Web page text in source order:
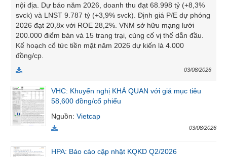
nội địa. Dự báo năm 2026, doanh thu đạt 68.998 tỷ (+8,3%
svck) và LNST 9.787 tỷ (+3,9% svck). Định giá P/E dự phóng
2026 đạt 20,8x với ROE 28,2%. VNM sở hữu mạng lưới
200.000 điểm bán và 15 trang trại, củng cố vị thế dẫn đầu.
Kế hoạch cổ tức tiền mặt năm 2026 dự kiến là 4.000
đồng/cp.
03/08/2026
VHC: Khuyến nghị KHẢ QUAN với giá mục tiêu
58,600 đồng/cổ phiếu
Nguồn:Vietcap
03/08/2026
HPA: Báo cáo cập nhật KQKD Q2/2026
TIN
DỊCH
VỤ
THÔNG
ÍCH